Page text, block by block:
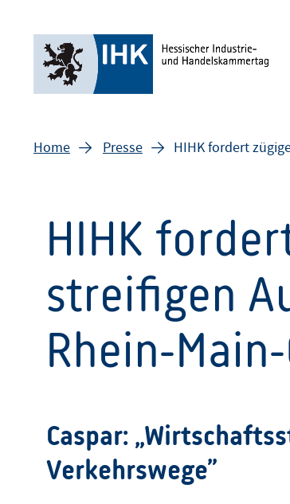
Home Presse HIHK fordert
HIHK
streifigen
Rhein-
Caspar:
Verkehrswege”